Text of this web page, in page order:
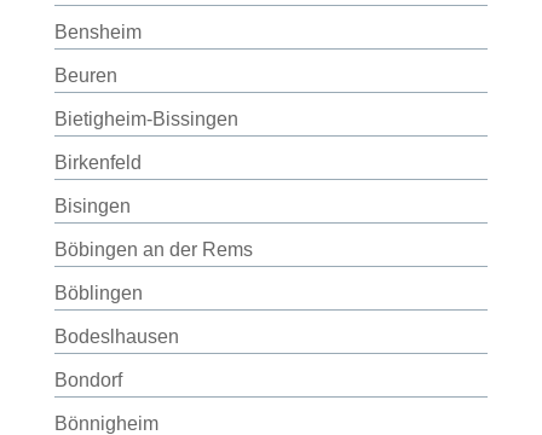
Bensheim
Beuren
Bietigheim-Bissingen
Birkenfeld
Bisingen
Böbingen an der Rems
Böblingen
Bodeslhausen
Bondorf
Bönnigheim